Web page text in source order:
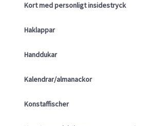
Kort med personligt insidestryck
Haklappar
Handdukar
Kalendrar/almanackor
Konstaffischer